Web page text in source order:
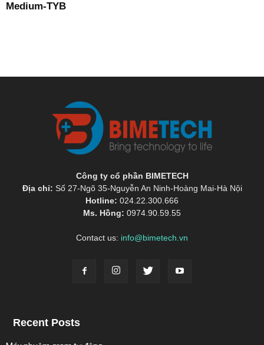
Medium-TYB
Công ty cổ phần BIMETECH
Địa chỉ: Số 27-Ngõ 35-Nguyễn An Ninh-Hoàng Mai-Hà Nội
Hotline: 024.22.300.666
Ms. Hồng: 0974.90.59.55
Contact us: info@bimetech.vn
Recent Posts